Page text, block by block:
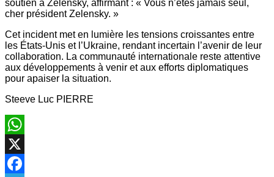
soutien à Zelensky, affirmant : « Vous n’êtes jamais seul,
cher président Zelensky. »
Cet incident met en lumière les tensions croissantes entre
les États-Unis et l’Ukraine, rendant incertain l’avenir de leur
collaboration. La communauté internationale reste attentive
aux développements à venir et aux efforts diplomatiques
pour apaiser la situation.
Steeve Luc PIERRE
WhatsApp
X